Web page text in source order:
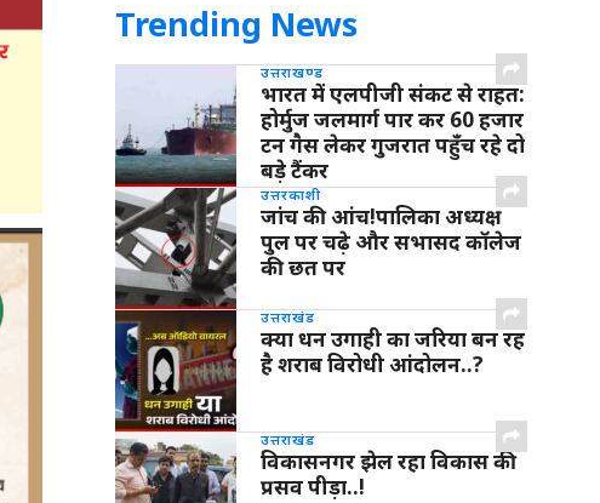
Trending News
उत्तराखण्ड
भारत में एलपीजी संकट से राहत:
होर्मुज जलमार्ग पार कर 60 हजार
टन गैस लेकर गुजरात पहुँच रहे दो
बड़े टैंकर
उत्तरकाशी
जांच की आंच!पालिका अध्यक्ष
पुल पर चढ़े और सभासद कॉलेज
की छत पर
उत्तराखंड
क्या धन उगाही का जरिया बन रह
है शराब विरोधी आंदोलन..?
उत्तराखंड
विकासनगर झेल रहा विकास की
प्रसव पीड़ा..!